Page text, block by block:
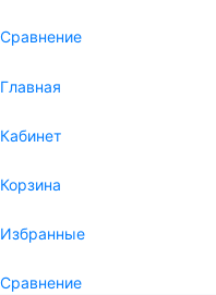
Сравнение
Главная
Кабинет
Корзина
Избранные
Сравнение